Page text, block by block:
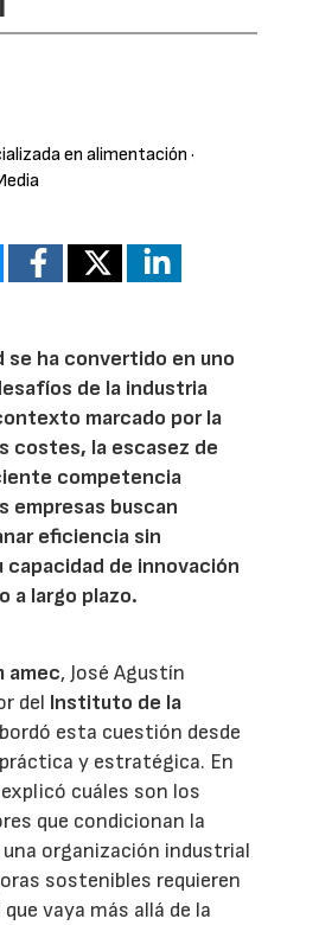
en alimentación ·
se ha convertido en uno
de la industria
marcado por la
costes, la escasez de
competencia
empresas buscan
eficiencia sin
capacidad de innovación
a largo plazo.
amec, José Agustín
del Instituto de la
esta cuestión desde
y estratégica. En
cuáles son los
que condicionan la
organización industrial
sostenibles requieren
vaya más allá de la